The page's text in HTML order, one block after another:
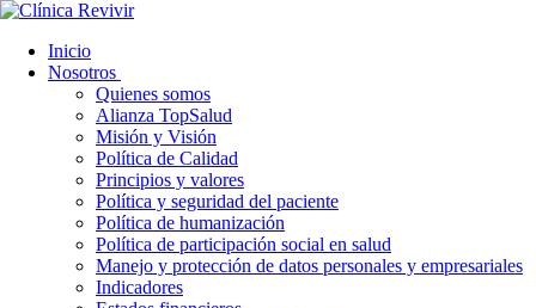
Inicio
Nosotros
Quienes somos
Alianza TopSalud
Misión y Visión
Política de Calidad
Principios y valores
Política y seguridad del paciente
Política de humanización
Política de participación social en salud
Manejo y protección de datos personales y empresariales
Indicadores